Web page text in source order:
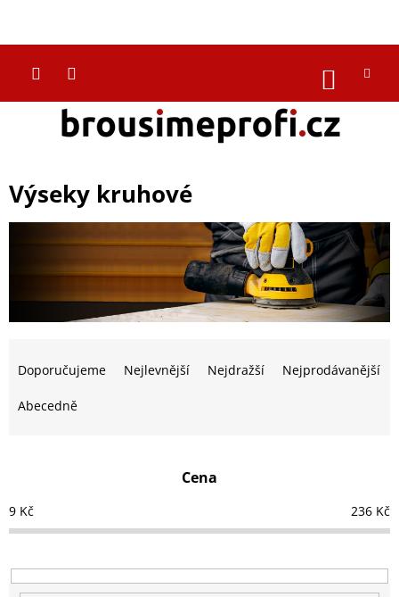
obsah
KOŠÍK
Výseky kruhové
e
o
d
k
t
Doporučujeme Nejlevnější Nejdražší Nejprodávanější
Abecedně
Cena
9 Kč 236 Kč